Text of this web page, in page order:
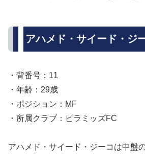
アハメド・サイード・ジ
・背番号：11
・年齢：29歳
・ポジション：MF
・所属クラブ：ピラミッズFC
アハメド・サイード・ジーコは中盤